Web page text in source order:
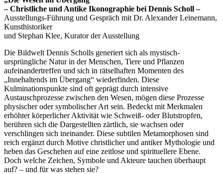
– Christliche und Antike Ikonographie bei Dennis Scholl –
Ausstellungs-Führung und Gespräch mit Dr. Alexander Leinemann,
Kunsthistoriker
und Stephan Klee, Kurator der Ausstellung
Die Bildwelt Dennis Scholls generiert sich als mystisch-
ursprüngliche Natur in der Menschen, Tiere und Pflanzen
aufeinandertreffen und sich in rätselhaften Momenten des
„Innehaltends im Übergang“ wiederfinden. Diese
Kulminationspunkte sind oft geprägt durch intensive
Austauschprozesse zwischen den Wesen, mögen diese Prozesse
physischer oder symbolischer Art sein. Bedeckt mit Merkmalen
erhöhter körperlicher Aktivität wie Schweiß- oder Blutstropfen,
berühren sich die Dargestellten zärtlich, sie wachsen oder
verschlingen sich ineinander. Diese subtilen Metamorphosen sind
reich ergänzt durch Motive christlicher und antiker Mythologie und
heben das Geschehen auf eine zeitlose und spirituellere Ebene.
Doch welche Zeichen, Symbole und Akteure tauchen überhaupt
auf? – und für was stehen sie?